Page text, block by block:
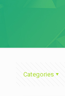
Categories